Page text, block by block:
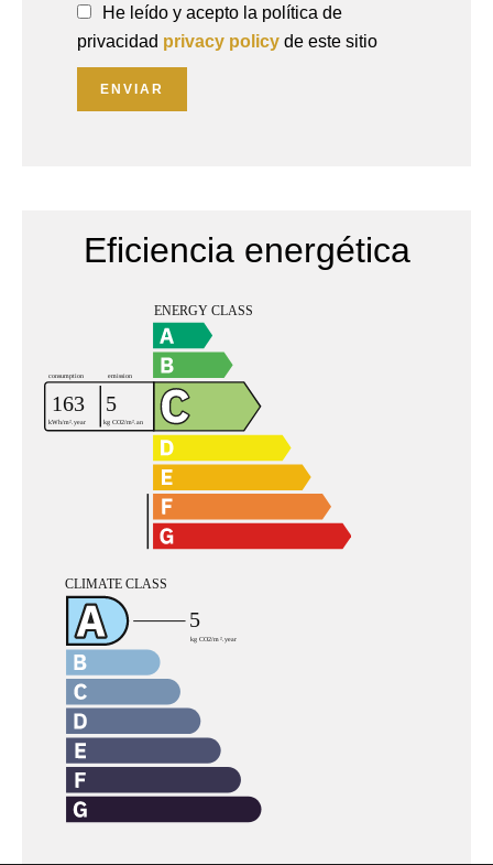
He leído y acepto la política de
privacidad privacy policy de este sitio
ENVIAR
Eficiencia energética